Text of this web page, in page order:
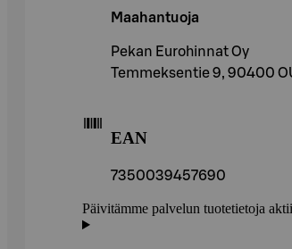
Maahantuoja
Pekan Eurohinnat Oy
Temmeksentie 9, 90400
EAN
7350039457690
Päivitämme palvelun tuotetietoja